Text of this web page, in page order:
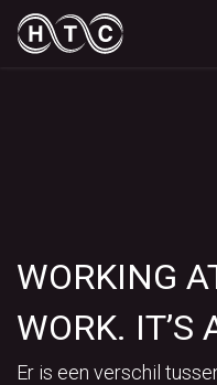
Skip to Content
WORKING
WORK. IT’S
Er is een verschil